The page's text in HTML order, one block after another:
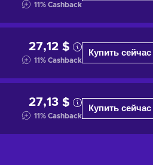
11% Cashback
27,12 $
11% Cashback
Купить сейчас
27,13 $
11% Cashback
Купить сейчас